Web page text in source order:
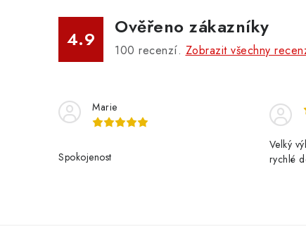
4.9
Ověřeno zákazníky
100 recenzí. Zobrazit všechny
Marie
Spokojenost
Velký
rychlé